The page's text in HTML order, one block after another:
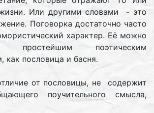
Или другими словами - это
Поговорка достаточно часто
характер. Её можно
поэтическим
как пословица и басня.
от пословицы, не содержит
поучительного смысла,